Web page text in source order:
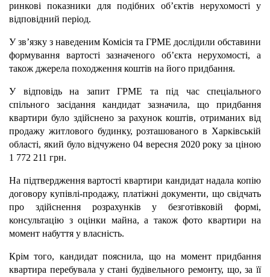
ринкові показники для подібних об’єктів нерухомості у
відповідний період.
У зв’язку з наведеним Комісія та ГРМЕ дослідили обставини
формування вартості зазначеного об’єкта нерухомості, а
також джерела походження коштів на його придбання.
У відповідь на запит ГРМЕ та під час спеціального
спільного засідання кандидат зазначила, що придбання
квартири було здійснено за рахунок коштів, отриманих від
продажу житлового будинку, розташованого в Харківській
області, який було відчужено 04 вересня 2020 року за ціною
1 772 211 грн.
На підтвердження вартості квартири кандидат надала копію
договору купівлі-продажу, платіжні документи, що свідчать
про здійснення розрахунків у безготівковій формі,
консультацію з оцінки майна, а також фото квартири на
момент набуття у власність.
Крім того, кандидат пояснила, що на момент придбання
квартира перебувала у стані будівельного ремонту, що, за її